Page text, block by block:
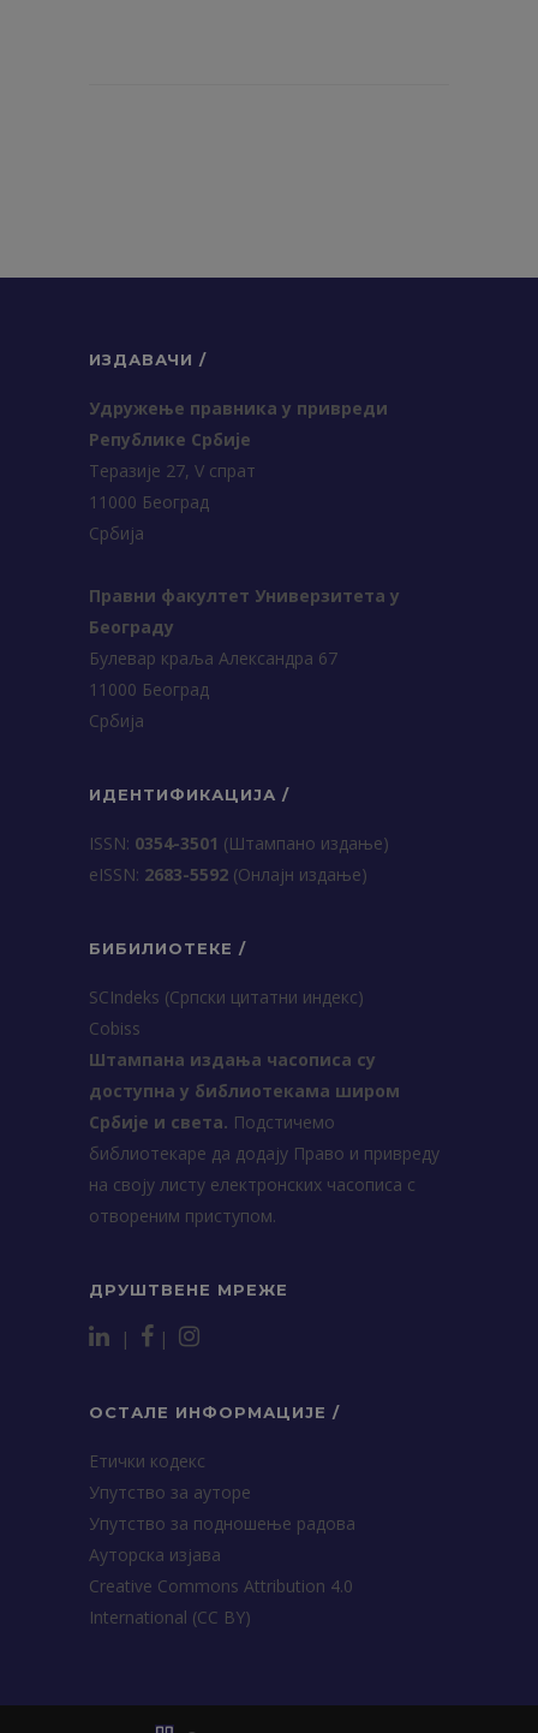
ИЗДАВАЧИ /
Удружење правника у привреди
Републике Србије
Теразије 27, V спрат
11000 Београд
Србија
Правни факултет Универзитета у
Београду
Булевар краља Александра 67
11000 Београд
Србија
ИДЕНТИФИКАЦИЈА /
ISSN: 0354-3501 (Штампано издање)
еISSN: 2683-5592 (Онлајн издање)
БИБИЛИОТЕКЕ /
SCIndeks (Српски цитатни индекс)
Cobiss
Штампана издања часописа су
доступна у библиотекама широм
Србије и света. Подстичемо
библиотекаре да додају Право и привреду
на своју листу електронских часописа с
отвореним приступом.
ДРУШТВЕНЕ МРЕЖЕ
| |
ОСТАЛЕ ИНФОРМАЦИЈЕ /
Етички кодекс
Упутство за ауторе
Упутство за подношење радова
Ауторска изјава
Creative Commons Attribution 4.0
International (CC BY)